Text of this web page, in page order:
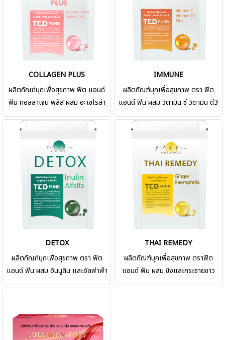
COLLAGEN PLUS
ผลิตภัณฑ์บุกเพื่อสุขภาพ ฟิต แอนด์
ฟัน คอลลาเจน พลัส ผสม อะเซโรล่า
เชอร์รี และกรดอะมิโน บุกเสริมสาร
อาหารเพื่อสุขภาพ ผลิตจากบุกแท้ผสม
สารสกัด คอลลาเจน, อะเซโรล่า เชอร์
รี่, กรดอะมิโน คัดพิเศษ ผ่านการคัด
สรรคุณภาพตามมาตรฐาน ผลิตด้วย
เทคโนโลยีที่ทันสมัย สะอาด ปลอดภัย
และใส่ใจทุกขั้นตอนการผลิต ( Fit &
Fun brand is a genuine sensible
diet food supplementary,
infusing collagen, acerola
cherry and amino acid.
Produced with modern
technology, cleanliness and
standard. )
IMMUNE
ผลิตภัณฑ์บุกเพื่อสุขภาพ ตรา ฟิต
แอนด์ ฟัน ผสม วิตามิน ซี วิตามิน ดี3
และซิงค์ ผลิตภัณฑ์บุกไข่มุกเพื่อ
สุขภาพ ฟิต แอนด์ ฟัน ผลิตจากบุกแท้
ผสมสารสกัด วิตามิน ซี วิตามิน ดี3
และซิงค์ คัดพิเศษ ผ่านการคัดสรร
คุณภาพตามมาตรฐาน ผลิตด้วย
เทคโนโลยีที่ทันสมัย สะอาด ปลอดภัย
และใส่ใจทุกขั้นตอนการผลิต ( Fit &
Fun brand is a genuine sensible
diet food supplementary,
infusing vitamin C, vitamin D3
and zinc. Produced with
modern technology,
cleanliness and safe due to the
DETOX
ผลิตภัณฑ์บุกเพื่อสุขภาพ ตรา ฟิต
แอนด์ ฟัน ผสม อินนูลิน และอัลฟาฟ่า
ผลิตจากบุกแท้ผสมสารสกัด อินนูลิน
ทันสมัย สะอาด ปลอดภัยและใส่ใจทุก
ขั้นตอนการผลิต ( Fit & Fun brand
THAI REMEDY
ผลิตภัณฑ์บุกเพื่อสุขภาพ ตราฟิต
แอนด์ ฟัน ผสม ขิงและกระชายขาว
Thai Remedy บุกเสริมสารอาหาร